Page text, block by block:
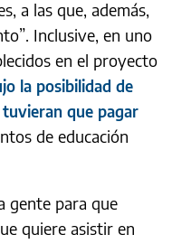
a las que, además,
Inclusive, en uno
en el proyecto
la posibilidad de
que pagar
de educación
gente para que
quiere asistir en